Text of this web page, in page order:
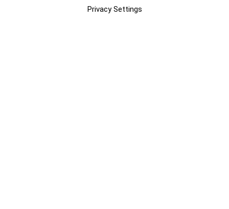
Privacy Settings